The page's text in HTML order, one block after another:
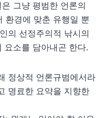
그냥 평범한 언론의
환경에 맞춘 유행일 뿐
의 선정주의적 낚시의
요소를 담아내곤 한다.
정상적 언론규범에서라
명료한 요약을 지향한